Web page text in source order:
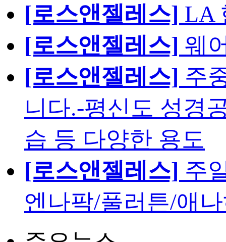
[로스앤젤레스] LA
[로스앤젤레스] 웨
[로스앤젤레스] 주
니다.-평신도 성경
습 등 다양한 용도
[로스앤젤레스] 주
엔나팍/풀러튼/애